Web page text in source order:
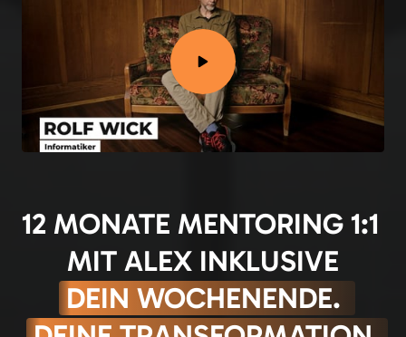
12 MONATE MENTORING 1:1
MIT ALEX INKLUSIVE
DEIN